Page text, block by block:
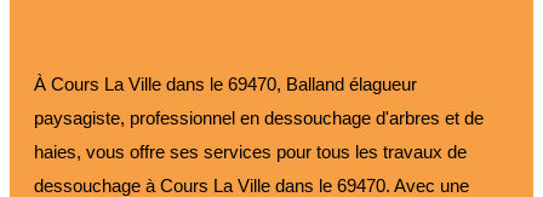
À Cours La Ville dans le 69470, Balland élagueur
paysagiste, professionnel en dessouchage d'arbres et de
haies, vous offre ses services pour tous les travaux de
dessouchage à Cours La Ville dans le 69470. Avec une